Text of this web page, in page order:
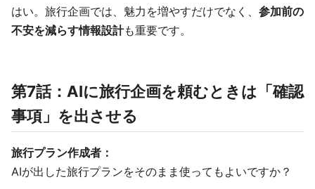
はい。旅行企画では、魅力を増やすだけでなく、 参加前の
不安を減らす情報設計も重要です。
第7話：AIに旅行企画を頼むときは「確認
事項」を出させる
旅行プラン作成者：
AIが出した旅行プランをそのまま使ってもよいですか？